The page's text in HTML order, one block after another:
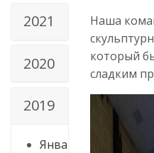
2021
2020
2019
Янва
Наша
который
сладким